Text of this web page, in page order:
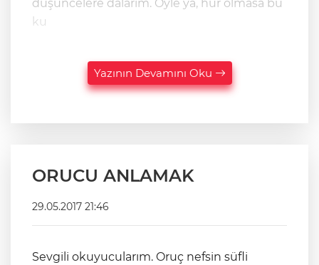
düşüncelere dalarım. Öyle ya, hür olmasa bu
ku
Yazının Devamını Oku
ORUCU ANLAMAK
29.05.2017 21:46
Sevgili okuyucularım. Oruç nefsin süfli